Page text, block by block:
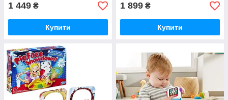
1 449 ₴
Купити
1 899 ₴
Купити